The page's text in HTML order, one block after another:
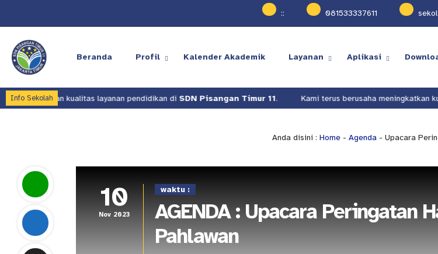
:: 081533337611
Beranda Profil Kalender Akademik Layanan Aplikasi
Info Sekolah kualitas layanan pendidikan di SDN Pisangan Timur 11. Kami terus berusaha meningkatkan
Anda disini : Home - Agenda - Upacara
10
Nov 2023
waktu :
AGENDA : Upacara Peringatan
Pahlawan